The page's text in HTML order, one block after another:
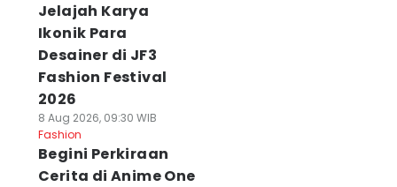
Jelajah Karya
Ikonik Para
Desainer di JF3
Fashion Festival
2026
8 Aug 2026, 09:30 WIB
Fashion
Begini Perkiraan
Cerita di Anime One